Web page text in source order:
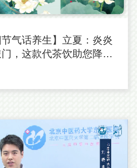
节气话养生】立夏：炎炎
，这款代茶饮助您降尿